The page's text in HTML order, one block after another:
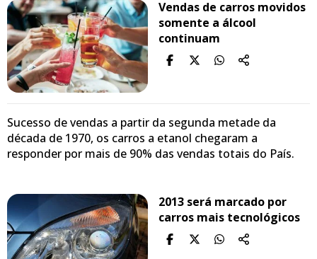
Vendas de carros movidos
somente a álcool
continuam
Sucesso de vendas a partir da segunda metade da
década de 1970, os carros a etanol chegaram a
responder por mais de 90% das vendas totais do País.
2013 será marcado por
carros mais tecnológicos